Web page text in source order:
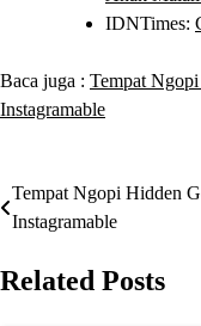
IDNTimes:
Baca juga : Tempat
Instagramable
Post
navigation
Tempat Ngopi Hidden
Instagramable
Related Posts